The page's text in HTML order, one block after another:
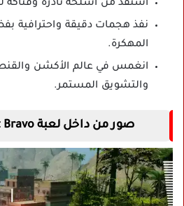
استفد من أسلحة نادرة وفتاكة
نفذ هجمات دقيقة واحترافية
المهكرة.
انغمس في عالم الأكشن
والتشويق المستمر.
صور من داخل لعبة Kill Shot Bravo مهكرة